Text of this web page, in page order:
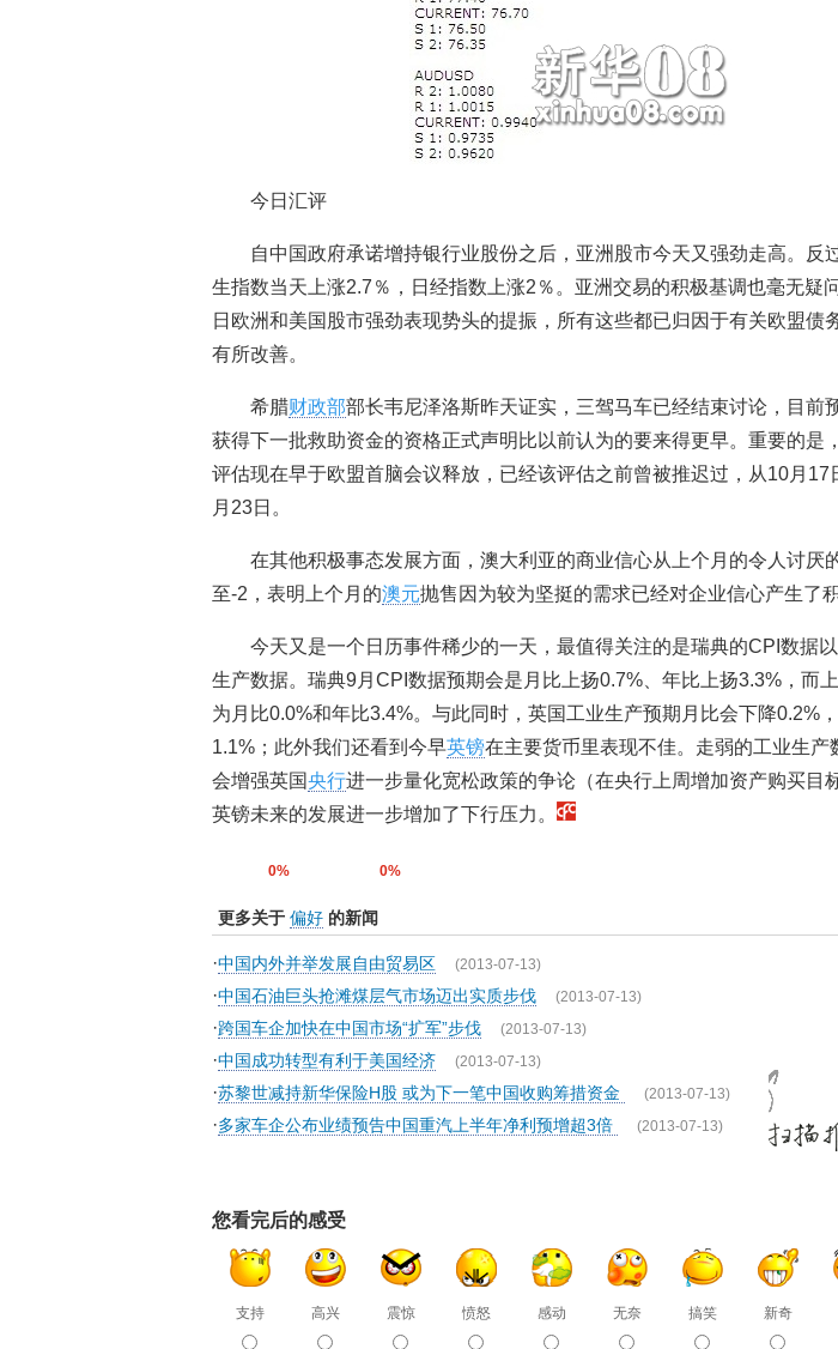
今日汇评
自中国政府承诺增持银行业股份之后，亚洲股市今天又强劲走高。反
生指数当天上涨2.7％，日经指数上涨2％。亚洲交易的积极基调也毫无疑
日欧洲和美国股市强劲表现势头的提振，所有这些都已归因于有关欧盟债
有所改善。
希腊财政部部长韦尼泽洛斯昨天证实，三驾马车已经结束讨论，目前
获得下一批救助资金的资格正式声明比以前认为的要来得更早。重要的是
评估现在早于欧盟首脑会议释放，已经该评估之前曾被推迟过，从10月17
月23日。
在其他积极事态发展方面，澳大利亚的商业信心从上个月的令人讨厌
至-2，表明上个月的澳元抛售因为较为坚挺的需求已经对企业信心产生了
今天又是一个日历事件稀少的一天，最值得关注的是瑞典的CPI数据
生产数据。瑞典9月CPI数据预期会是月比上扬0.7%、年比上扬3.3%，而
为月比0.0%和年比3.4%。与此同时，英国工业生产预期月比会下降0.2%
1.1%；此外我们还看到今早英镑在主要货币里表现不佳。走弱的工业生产
会增强英国央行进一步量化宽松政策的争论（在央行上周增加资产购买目
英镑未来的发展进一步增加了下行压力。
0% 0%
更多关于 偏好 的新闻
·中国内外并举发展自由贸易区 (2013-07-13)
·中国石油巨头抢滩煤层气市场迈出实质步伐 (2013-07-13)
·跨国车企加快在中国市场“扩军”步伐 (2013-07-13)
·中国成功转型有利于美国经济 (2013-07-13)
·苏黎世减持新华保险H股 或为下一笔中国收购筹措资金 (2013-07-13)
·多家车企公布业绩预告中国重汽上半年净利预增超3倍 (2013-07-13)
您看完后的感受
支持 高兴 震惊 愤怒 感动 无奈 搞笑 新奇